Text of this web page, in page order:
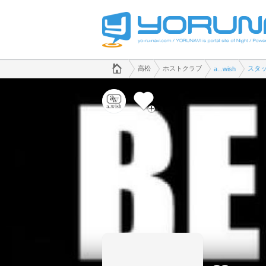
でホストクラブのことなら、ホストクラブ a...wish([kana])
香川県版
高松 ホストクラブ a...wish スタ